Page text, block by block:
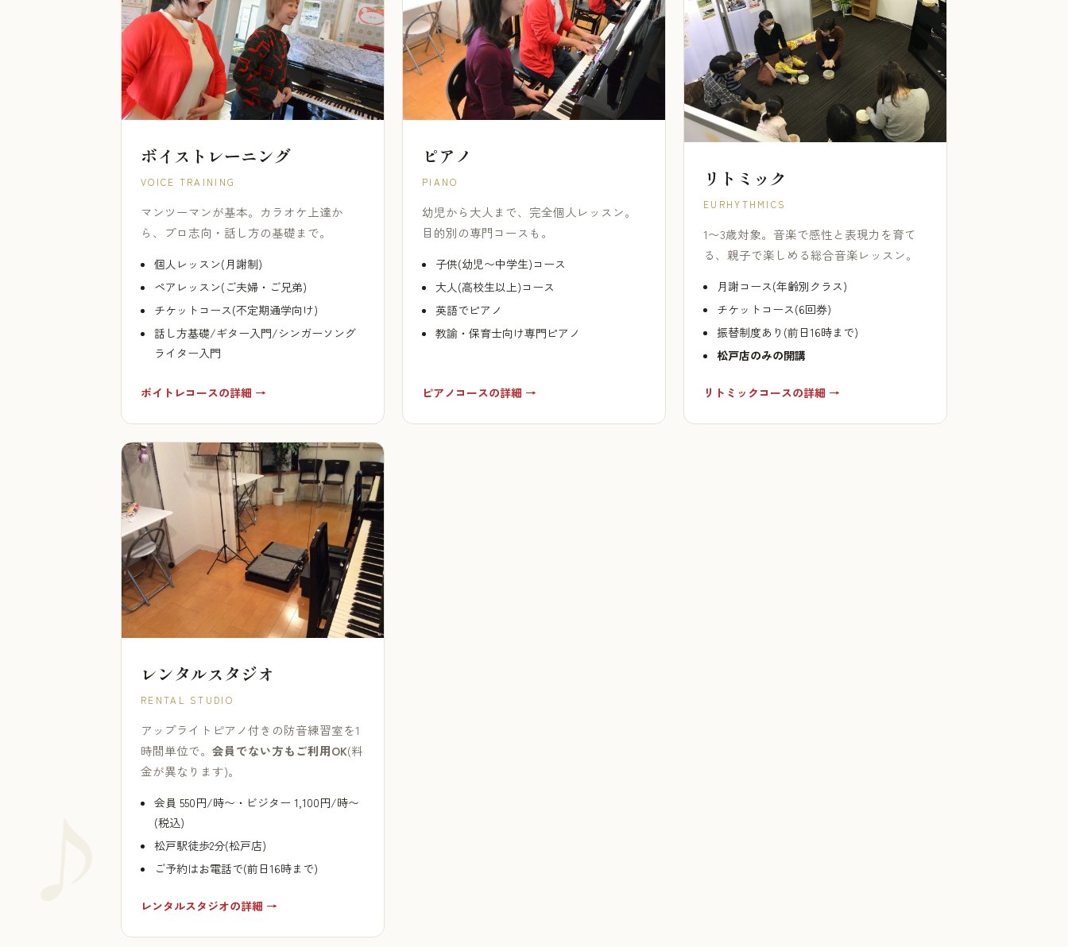
ボイストレーニング
VOICE TRAINING
マンツーマンが基本。カラオケ上達か
ら、プロ志向・話し方の基礎まで。
個人レッスン(月謝制)
ペアレッスン(ご夫婦・ご兄弟)
チケットコース(不定期通学向け)
話し方基礎/ギター入門/シンガーソング
ライター入門
ボイトレコースの詳細 →
ピアノ
PIANO
幼児から大人まで、完全個人レッスン。
目的別の専門コースも。
子供(幼児〜中学生)コース
大人(高校生以上)コース
英語でピアノ
教諭・保育士向け専門ピアノ
ピアノコースの詳細 →
リトミック
EURHYTHMICS
1〜3歳対象。音楽で感性と表現力を育て
る、親子で楽しめる総合音楽レッスン。
月謝コース(年齢別クラス)
チケットコース(6回券)
振替制度あり(前日16時まで)
松戸店のみの開講
リトミックコースの詳細 →
レンタルスタジオ
RENTAL STUDIO
アップライトピアノ付きの防音練習室を1
時間単位で。 会員でない方もご利用OK(料
金が異なります)。
会員 550円/時〜・ビジター 1,100円/時〜
(税込)
松戸駅徒歩2分(松戸店)
ご予約はお電話で(前日16時まで)
レンタルスタジオの詳細 →